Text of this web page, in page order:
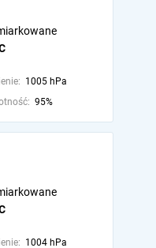
1005 hPa
95%
1004 hPa